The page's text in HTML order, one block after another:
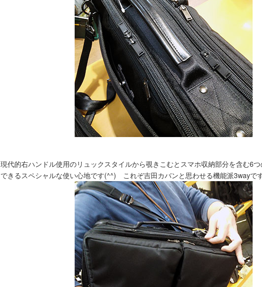
現代的右ハンドル使用のリュックスタイルから覗きこむとスマホ収納部分を含む6
できるスペシャルな使い心地です(^^) これぞ吉田カバンと思わせる機能派3wayで